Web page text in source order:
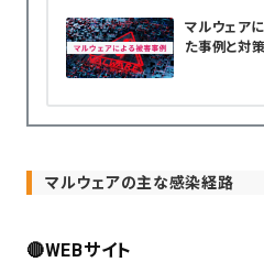
マルウェア
た事例と対
マルウェアの主な感染経路
🔴WEBサイト